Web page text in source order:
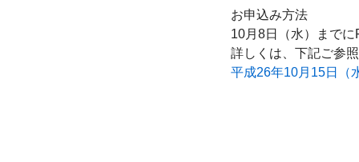
お申込み方法
10月8日（水）まで
平成26年10月15日（